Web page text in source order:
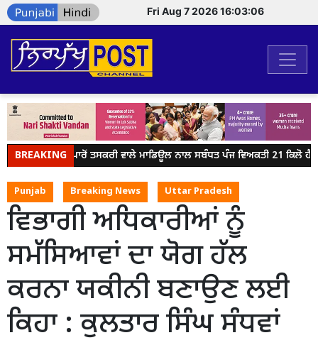
Fri Aug 7 2026 16:03:06
BREAKING
ਸਰਹੱਦ ਪਾਰੋਂ ਤਸਕਰੀ ਵਾਲੇ ਮਾਡਿਊਲ ਨਾਲ ਸਬੰਧਤ ਪੰਜ ਵਿਅਕਤੀ 21 ਕਿਲੋ
Punjab Breaking News Uttar Pradesh
ਵਿਭਾਗੀ ਅਧਿਕਾਰੀਆਂ ਨੂੰ
ਸਮੱਸਿਆਵਾਂ ਦਾ ਯੋਗ ਹੱਲ
ਕਰਨਾ ਯਕੀਨੀ ਬਣਾਉਣ ਲਈ
ਕਿਹਾ : ਕੁਲਤਾਰ ਸਿੰਘ ਸੰਧਵਾਂ